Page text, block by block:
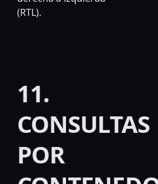
(RTL).
11.
CONSULTAS
POR